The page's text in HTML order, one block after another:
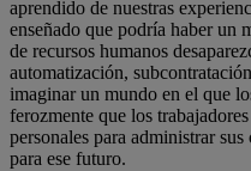
aprendido de nuestras
enseñado que podría haber un
de recursos humanos
automatización,
imaginar un mundo en el que
ferozmente que los
personales para administrar
para ese futuro.